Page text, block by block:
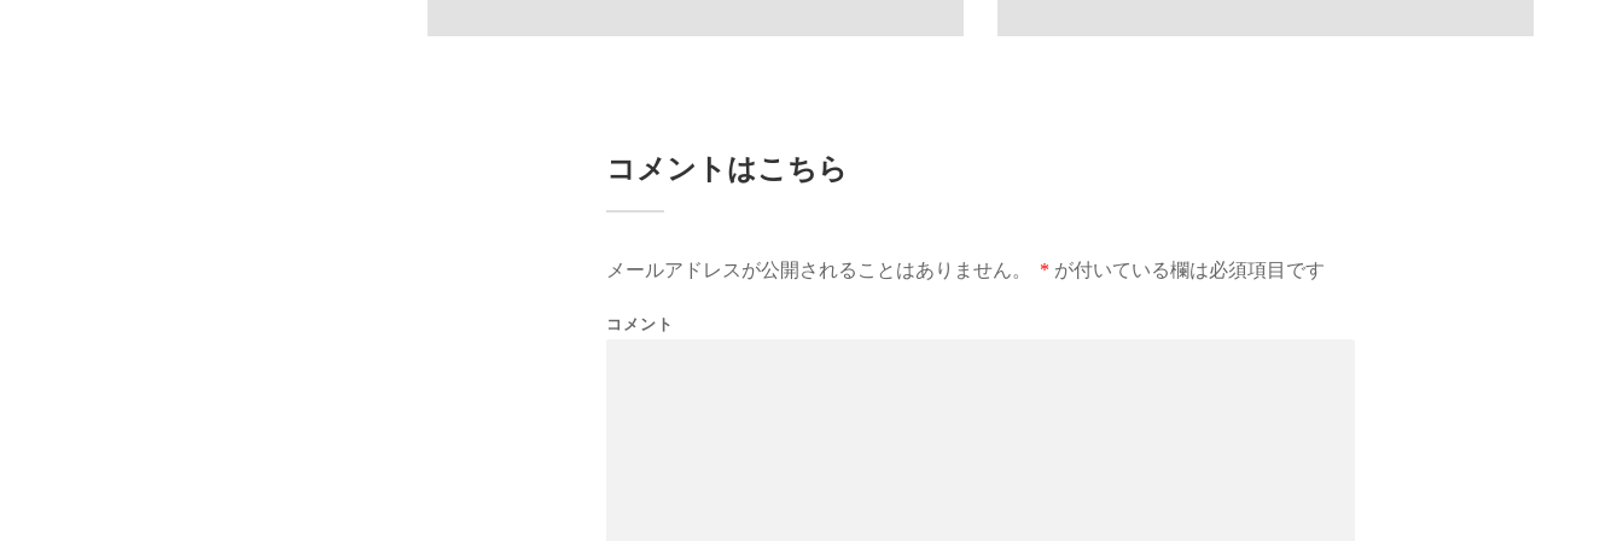
コメントはこちら
メールアドレスが公開されることはありません。 * が付いている欄は必須項目です
コメント